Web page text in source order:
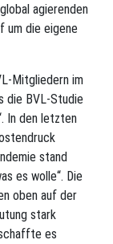
agierenden
um die eigene
Mitgliedern im
die BVL-Studie
In den letzten
stand
es wolle“. Die
oben auf der
stark
es